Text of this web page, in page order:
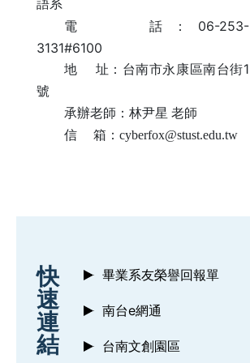
語系
電
話： 06-253-
3131#6100
地 址：台南市永康區南台街1
號
承辦老師：林尹星 老師
信
箱 ： cyberfox@stust.edu.tw
:::
快
速
連
結
畢業系友榮譽回報單
南台e網通
台南文創園區